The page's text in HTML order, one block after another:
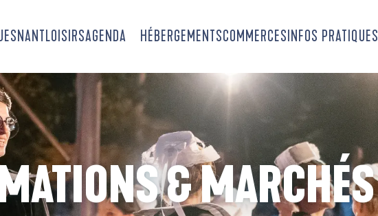
LOISIRSAGENDA HÉBERGEMENTSCOMMERCES INFOS PRATIQUES
& MARCHÉS